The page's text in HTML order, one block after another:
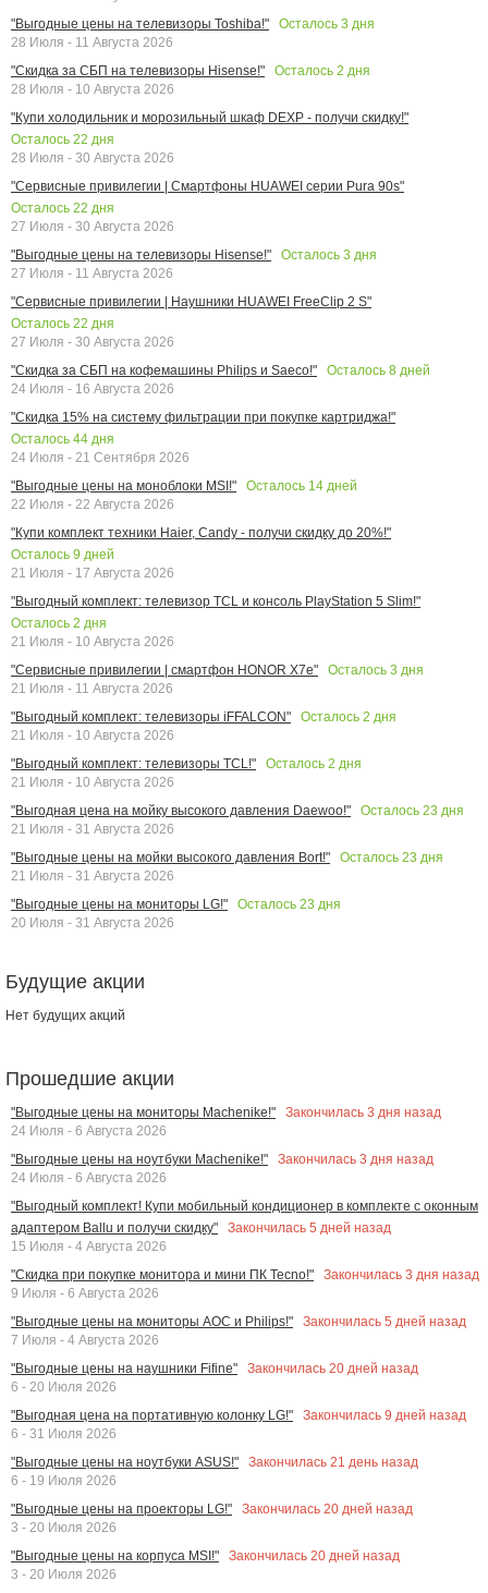
"Выгодные цены на телевизоры Toshiba!"
Осталось 3 дня
28 Июля - 11 Августа 2026
"Скидка за СБП на телевизоры Hisense!"
Осталось 2 дня
28 Июля - 10 Августа 2026
"Купи холодильник и морозильный шкаф DEXP - получи скидку!"
Осталось 22 дня
28 Июля - 30 Августа 2026
"Сервисные привилегии | Смартфоны HUAWEI серии Pura 90s"
Осталось 22 дня
27 Июля - 30 Августа 2026
"Выгодные цены на телевизоры Hisense!"
Осталось 3 дня
27 Июля - 11 Августа 2026
"Сервисные привилегии | Наушники HUAWEI FreeClip 2 S"
Осталось 22 дня
27 Июля - 30 Августа 2026
"Скидка за СБП на кофемашины Philips и Saeco!"
Осталось 8 дней
24 Июля - 16 Августа 2026
"Скидка 15% на систему фильтрации при покупке картриджа!"
Осталось 44 дня
24 Июля - 21 Сентября 2026
"Выгодные цены на моноблоки MSI!"
Осталось 14 дней
22 Июля - 22 Августа 2026
"Купи комплект техники Haier, Candy - получи скидку до 20%!"
Осталось 9 дней
21 Июля - 17 Августа 2026
"Выгодный комплект: телевизор TCL и консоль PlayStation 5 Slim!"
Осталось 2 дня
21 Июля - 10 Августа 2026
"Сервисные привилегии | смартфон HONOR X7e"
Осталось 3 дня
21 Июля - 11 Августа 2026
"Выгодный комплект: телевизоры iFFALCON"
Осталось 2 дня
21 Июля - 10 Августа 2026
"Выгодный комплект: телевизоры TCL!"
Осталось 2 дня
21 Июля - 10 Августа 2026
"Выгодная цена на мойку высокого давления Daewoo!"
Осталось 23 дня
21 Июля - 31 Августа 2026
"Выгодные цены на мойки высокого давления Bort!"
Осталось 23 дня
21 Июля - 31 Августа 2026
"Выгодные цены на мониторы LG!"
Осталось 23 дня
20 Июля - 31 Августа 2026
Будущие акции
Нет будущих акций
Прошедшие акции
"Выгодные цены на мониторы Machenike!" Закончилась 3 дня назад
24 Июля - 6 Августа 2026
"Выгодные цены на ноутбуки Machenike!"
Закончилась 3 дня назад
24 Июля - 6 Августа 2026
"Выгодный комплект! Купи мобильный кондиционер в комплекте с оконным
адаптером Ballu и получи скидку"
Закончилась 5 дней назад
15 Июля - 4 Августа 2026
"Скидка при покупке монитора и мини ПК Tecno!"
Закончилась 3 дня назад
9 Июля - 6 Августа 2026
"Выгодные цены на мониторы AOC и Philips!"
Закончилась 5 дней назад
7 Июля - 4 Августа 2026
"Выгодные цены на наушники Fifine"
Закончилась 20 дней назад
6 - 20 Июля 2026
"Выгодная цена на портативную колонку LG!"
Закончилась 9 дней назад
6 - 31 Июля 2026
"Выгодные цены на ноутбуки ASUS!"
Закончилась 21 день назад
6 - 19 Июля 2026
"Выгодные цены на проекторы LG!"
Закончилась 20 дней назад
3 - 20 Июля 2026
"Выгодные цены на корпуса MSI!"
Закончилась 20 дней назад
3 - 20 Июля 2026